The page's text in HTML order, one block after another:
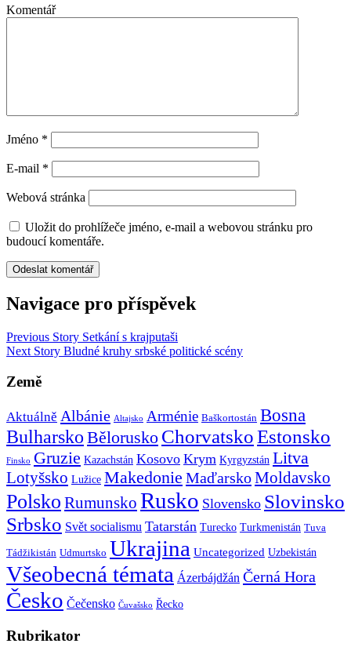
Komentář
Jméno *
E-mail *
Webová stránka
Uložit do prohlížeče jméno, e-mail a webovou stránku pro
budoucí komentáře.
Navigace pro příspěvek
Previous Story Setkání s krajputaši
Next Story Bludné kruhy srbské politické scény
Země
Aktuálně Albánie Altajsko Arménie Baškortostán Bosna
Bulharsko Bělorusko ChorvatskoEstonsko
Finsko Gruzie Kazachstán Kosovo Krym Kyrgyzstán Litva
Lotyšsko Lužice Makedonie MaďarskoMoldavsko
Polsko Rumunsko Rusko Slovensko Slovinsko
Srbsko Svět socialismu Tatarstán Turecko Turkmenistán Tuva
Tádžikistán Udmurtsko Ukrajina Uncategorized Uzbekistán
Všeobecná témata Ázerbájdžán Černá Hora
Česko Čečensko Čuvašsko Řecko
Rubrikator